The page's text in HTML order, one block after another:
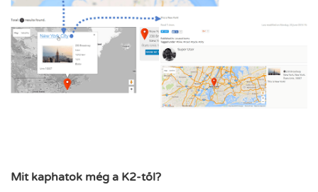
Mit kaphatok még a K2-től?